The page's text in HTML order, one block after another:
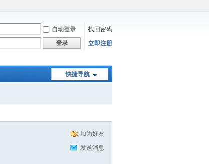
自动登录
找回密码
登录 立即注册
快捷导航
加为好友
发送消息